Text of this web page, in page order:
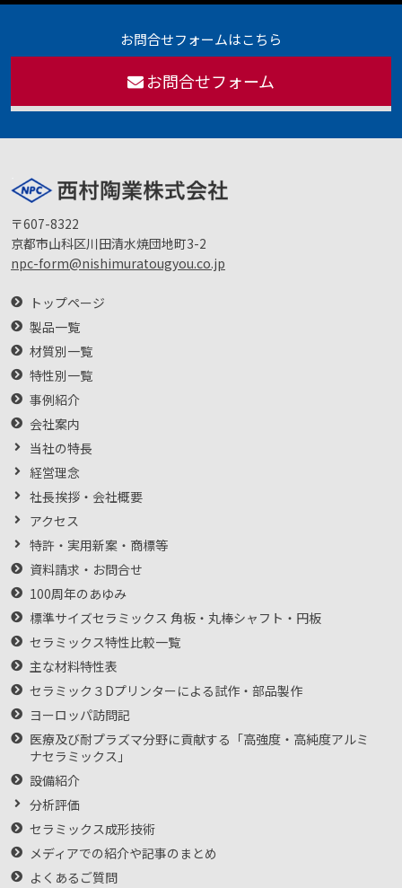
お問合せフォームはこちら
お問合せフォーム
〒607-8322
京都市山科区川田清水焼団地町3-2
npc-form@nishimuratougyou.co.jp
トップページ
製品一覧
材質別一覧
特性別一覧
事例紹介
会社案内
当社の特長
経営理念
社長挨拶・会社概要
アクセス
特許・実用新案・商標等
資料請求・お問合せ
100周年のあゆみ
標準サイズセラミックス 角板・丸棒シャフト・円板
セラミックス特性比較一覧
主な材料特性表
セラミック３Dプリンターによる試作・部品製作
ヨーロッパ訪問記
医療及び耐プラズマ分野に貢献する「高強度・高純度アルミ
ナセラミックス」
設備紹介
分析評価
セラミックス成形技術
メディアでの紹介や記事のまとめ
よくあるご質問